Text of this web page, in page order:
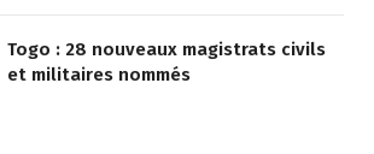
Togo : 28 nouveaux magistrats civils
et militaires nommés